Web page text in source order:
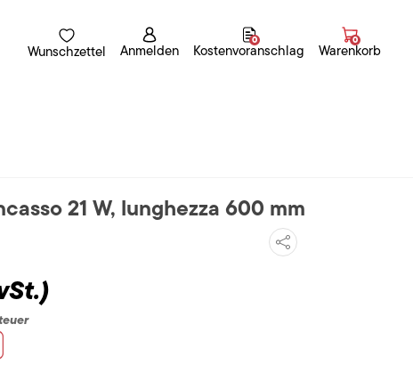
Wunschzettel Anmelden Kostenvoranschlag
0
Warenkorb
0
21 W, lunghezza 600 mm